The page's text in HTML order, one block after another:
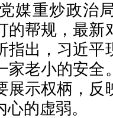
媒重炒政治
的帮规，最新
指出，习近平
家老小的安全
展示权柄，反
的虚弱。